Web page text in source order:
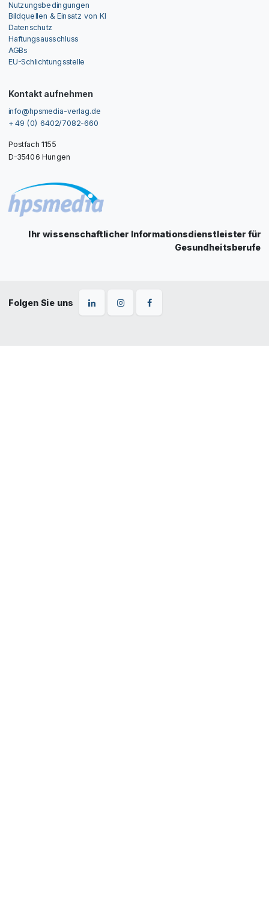
Nutzungsbedingungen
Bildquellen & Einsatz von KI
Datenschutz
Haftungsausschluss
AGBs
EU-Schlichtungsstelle
Kontakt aufnehmen
info@hpsmedia-verlag.de
+ 49 (0) 6402/7082-660
Postfach 1155
D-35406 Hungen
Ihr wissenschaftlicher Informationsdienstleister für
Gesundheitsberufe
Folgen Sie uns